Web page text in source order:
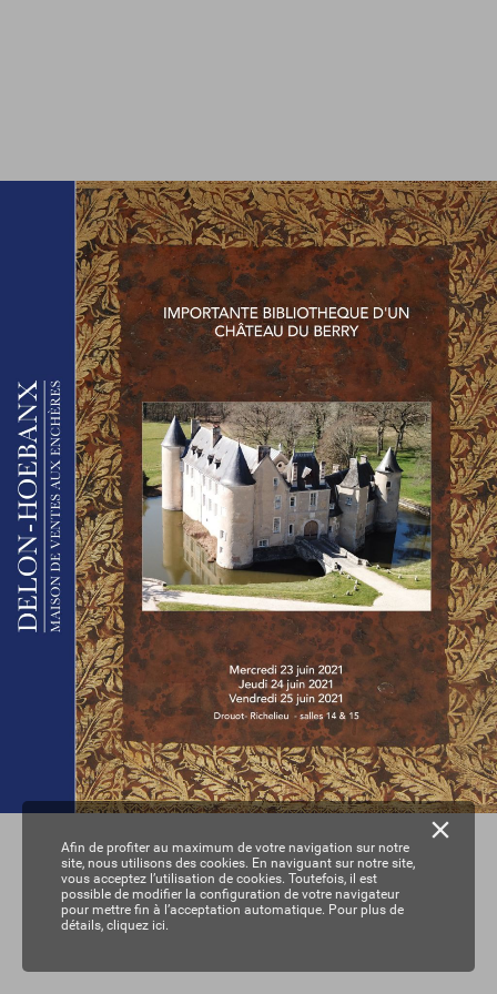
Afin de profiter au maximum de votre navigation sur notre
site, nous utilisons des cookies. En naviguant sur notre site,
vous acceptez l’utilisation de cookies. Toutefois, il est
possible de modifier la configuration de votre navigateur
pour mettre fin à l’acceptation automatique. Pour plus de
détails, cliquez ici.